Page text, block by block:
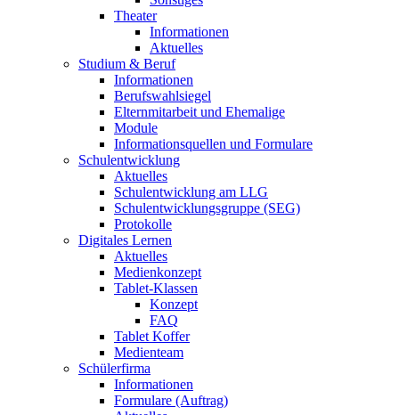
Theater
Informationen
Aktuelles
Studium & Beruf
Informationen
Berufswahlsiegel
Elternmitarbeit und Ehemalige
Module
Informationsquellen und Formulare
Schulentwicklung
Aktuelles
Schulentwicklung am LLG
Schulentwicklungsgruppe (SEG)
Protokolle
Digitales Lernen
Aktuelles
Medienkonzept
Tablet-Klassen
Konzept
FAQ
Tablet Koffer
Medienteam
Schülerfirma
Informationen
Formulare (Auftrag)